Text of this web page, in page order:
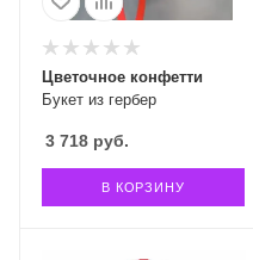
Букет из гербер
Цветочное конфетти
3 718 руб.
В КОРЗИНУ